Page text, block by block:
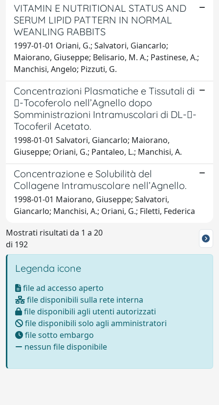
VITAMIN E NUTRITIONAL STATUS AND
SERUM LIPID PATTERN IN NORMAL
WEANLING RABBITS
1997-01-01 Oriani, G.; Salvatori, Giancarlo;
Maiorano, Giuseppe; Belisario, M. A.; Pastinese, A.;
Manchisi, Angelo; Pizzuti, G.
Concentrazioni Plasmatiche e Tissutali di
-Tocoferolo nell’Agnello dopo
Somministrazioni Intramuscolari di DL--
Tocoferil Acetato.
1998-01-01 Salvatori, Giancarlo; Maiorano,
Giuseppe; Oriani, G.; Pantaleo, L.; Manchisi, A.
Concentrazione e Solubilità del
Collagene Intramuscolare nell’Agnello.
1998-01-01 Maiorano, Giuseppe; Salvatori,
Giancarlo; Manchisi, A.; Oriani, G.; Filetti, Federica
Mostrati risultati da 1 a 20
di 192
Legenda icone
file ad accesso aperto
file disponibili sulla rete interna
file disponibili agli utenti autorizzati
file disponibili solo agli amministratori
file sotto embargo
nessun file disponibile